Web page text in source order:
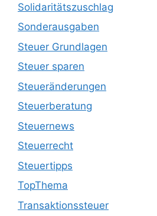
Solidaritätszuschlag
Sonderausgaben
Steuer Grundlagen
Steuer sparen
Steueränderungen
Steuerberatung
Steuernews
Steuerrecht
Steuertipps
TopThema
Transaktionssteuer